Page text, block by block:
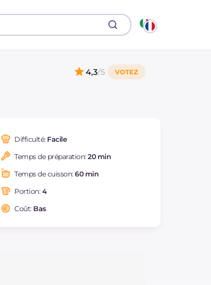
4,3/5
Difficulté: Facile
Temps de préparation:20 min
Temps de cuisson:60 min
Portion:4
Coût: Bas